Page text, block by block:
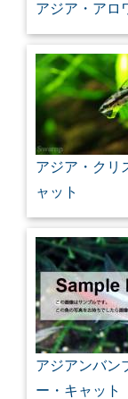
アジア・アロ
アジア・クリ
ャット
アジアンバン
ー・キャット